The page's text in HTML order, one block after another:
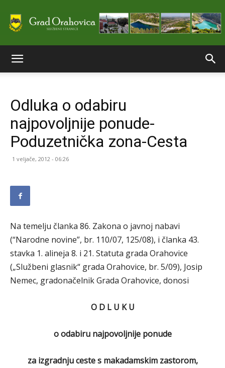
stranice
Grada
Odluka o odabiru
najpovoljnije ponude-
Poduzetnička zona-Cesta
1 veljače, 2012 - 06:26
Na temelju članka 86. Zakona o javnoj nabavi
(“Narodne novine”, br. 110/07, 125/08), i članka 43.
stavka 1. alineja 8. i 21. Statuta grada Orahovice
(„Službeni glasnik“ grada Orahovice, br. 5/09), Josip
Nemec, gradonačelnik Grada Orahovice, donosi
O D L U K U
o odabiru najpovoljnije ponude
za izgradnju ceste s makadamskim zastorom,